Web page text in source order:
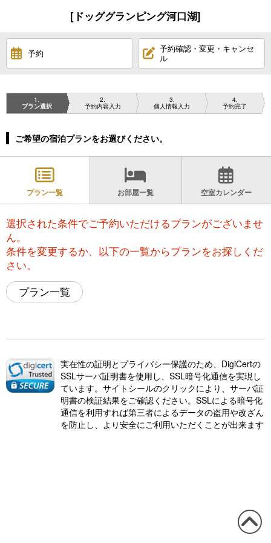
[ドッググランピング河口湖]
予約
予約確認・変更・キャンセ
ル
1
プラン選択
2
予約内容入力
3
個人情報入力
4
予約完了
ご希望の宿泊プランをお選びください。
プラン一覧 お部屋一覧 空室カレンダー
選択された条件でご予約いただけるプランがございませ
ん。
条件を変更するか、以下の一覧からプランをお探しくだ
さい。
プラン一覧
実在性の証明とプライバシー保護のため、DigiCertの
SSLサーバ証明書を使用し、SSL暗号化通信を実現し
ています。サイトシールのクリックにより、サーバ証
明書の検証結果をご確認ください。SSLによる暗号化
通信を利用すれば第三者によるデータの盗用や改ざん
を防止し、より安全にご利用いただくことが出来ます